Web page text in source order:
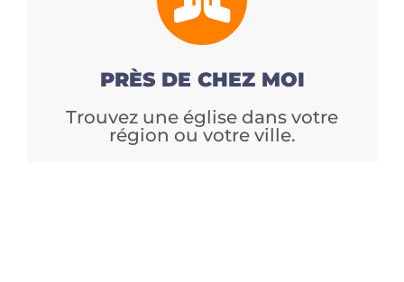
PRÈS DE CHEZ MOI
Trouvez une église dans votre
région ou votre ville.